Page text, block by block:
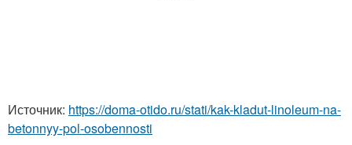
Источник: https://doma-otido.ru/stati/kak-kladut-linoleum-na-
betonnyy-pol-osobennosti